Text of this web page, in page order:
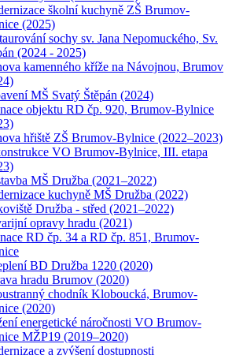
školní kuchyně ZŠ Brumov-
(2025)
sochy sv. Jana Nepomuckého, Sv.
(2024 - 2025)
kamenného kříže na Návojnou, Brumov
MŠ Svatý Štěpán (2024)
objektu RD čp. 920, Brumov-Bylnice
hřiště ZŠ Brumov-Bylnice (2022–2023)
VO Brumov-Bylnice, III. etapa
MŠ Družba (2021–2022)
kuchyně MŠ Družba (2022)
Družba - střed (2021–2022)
opravy hradu (2021)
RD čp. 34 a RD čp. 851, Brumov-
BD Družba 1220 (2020)
hradu Brumov (2020)
chodník Kloboucká, Brumov-
(2020)
energetické náročnosti VO Brumov-
MŽP19 (2019–2020)
a zvýšení dostupnosti